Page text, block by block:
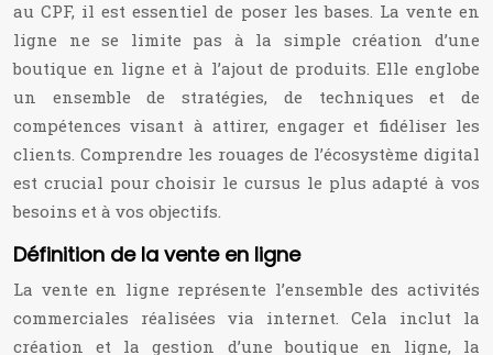
au CPF, il est essentiel de poser les bases. La vente en
ligne ne se limite pas à la simple création d’une
boutique en ligne et à l’ajout de produits. Elle englobe
un ensemble de stratégies, de techniques et de
compétences visant à attirer, engager et fidéliser les
clients. Comprendre les rouages de l’écosystème digital
est crucial pour choisir le cursus le plus adapté à vos
besoins et à vos objectifs.
Définition de la vente en ligne
La vente en ligne représente l’ensemble des activités
commerciales réalisées via internet. Cela inclut la
création et la gestion d’une boutique en ligne, la